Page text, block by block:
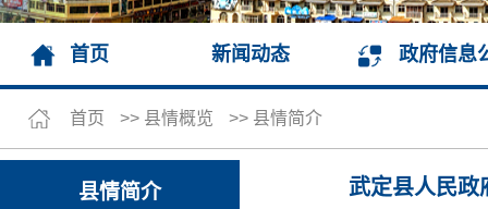
首页 新闻动态 政府信息
首页 >> 县情概览 >> 县情简介
县情简介 武定县人民政